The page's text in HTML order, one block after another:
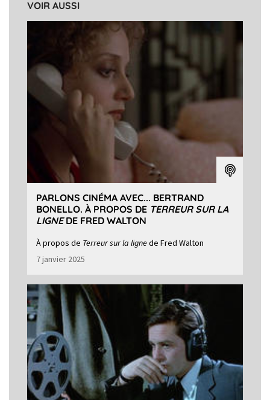
VOIR AUSSI
PARLONS CINÉMA AVEC... BERTRAND
BONELLO. À PROPOS DE TERREUR SUR LA
LIGNEDE FRED WALTON
À propos de Terreur sur la lignede Fred Walton
7 janvier 2025